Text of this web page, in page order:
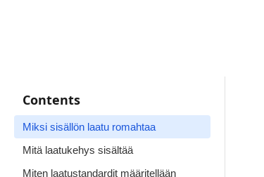
Contents
Miksi sisällön laatu romahtaa
Mitä laatukehys sisältää
Miten laatustandardit määritellään